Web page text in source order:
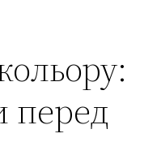
перед